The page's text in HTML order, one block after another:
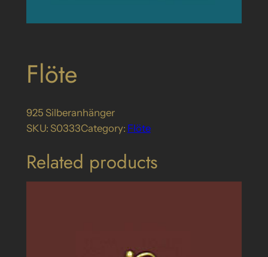
Flöte
925 Silberanhänger
SKU: S0333Category: Flöte
Related products